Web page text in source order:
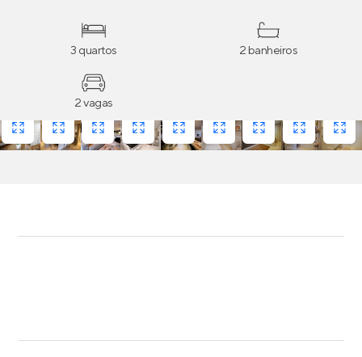
3 quartos 2 banheiros
2 vagas